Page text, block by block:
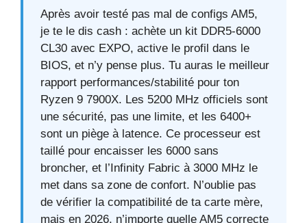
Après avoir testé pas mal de configs AM5,
je te le dis cash : achète un kit DDR5-6000
CL30 avec EXPO, active le profil dans le
BIOS, et n’y pense plus. Tu auras le meilleur
rapport performances/stabilité pour ton
Ryzen 9 7900X. Les 5200 MHz officiels sont
une sécurité, pas une limite, et les 6400+
sont un piège à latence. Ce processeur est
taillé pour encaisser les 6000 sans
broncher, et l’Infinity Fabric à 3000 MHz le
met dans sa zone de confort. N’oublie pas
de vérifier la compatibilité de ta carte mère,
mais en 2026, n’importe quelle AM5 correcte